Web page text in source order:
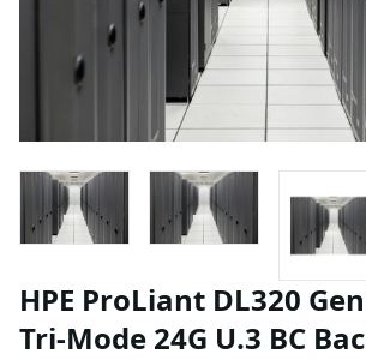
HPE ProLiant DL320
Tri-Mode 24G U.3 BC